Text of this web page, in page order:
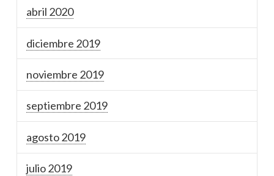
abril 2020
diciembre 2019
noviembre 2019
septiembre 2019
agosto 2019
julio 2019